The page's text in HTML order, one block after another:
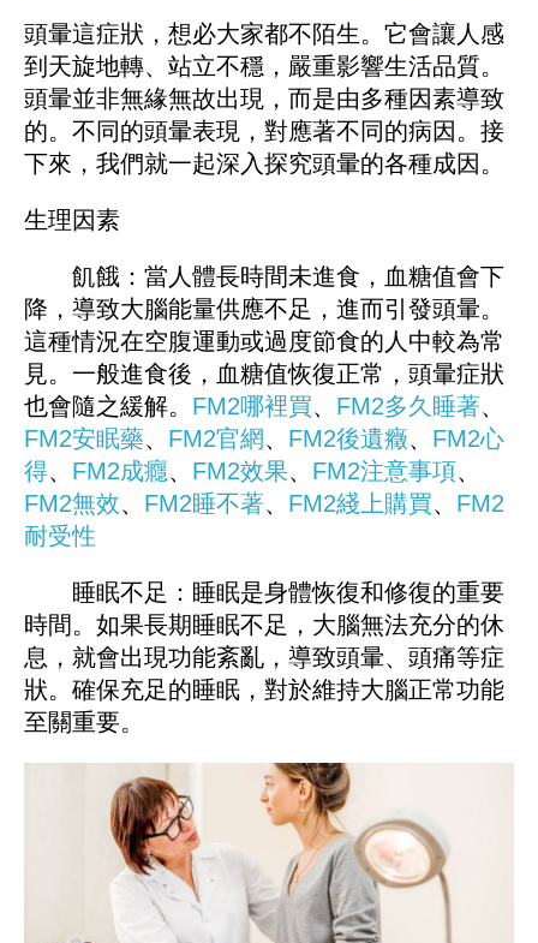
頭暈這症狀，想必大家都不陌生。它會讓人感
到天旋地轉、站立不穩，嚴重影響生活品質。
頭暈並非無緣無故出現，而是由多種因素導致
的。不同的頭暈表現，對應著不同的病因。接
下來，我們就一起深入探究頭暈的各種成因。
生理因素
飢餓：當人體長時間未進食，血糖值會下
降，導致大腦能量供應不足，進而引發頭暈。
這種情況在空腹運動或過度節食的人中較為常
見。一般進食後，血糖值恢復正常，頭暈症狀
也會隨之緩解。 FM2哪裡買、 FM2多久睡著、
FM2安眠藥、 FM2官網、 FM2後遺癥、 FM2心
得、 FM2成癮、 FM2效果、 FM2注意事項、
FM2無效、 FM2睡不著、 FM2綫上購買、 FM2
耐受性
睡眠不足：睡眠是身體恢復和修復的重要
時間。如果長期睡眠不足，大腦無法充分的休
息，就會出現功能紊亂，導致頭暈、頭痛等症
狀。確保充足的睡眠，對於維持大腦正常功能
至關重要。